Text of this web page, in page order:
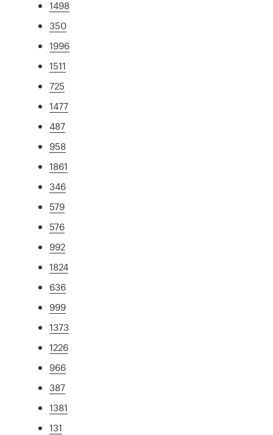
1498
350
1996
1511
725
1477
487
958
1861
346
579
576
992
1824
636
999
1373
1226
966
387
1381
131